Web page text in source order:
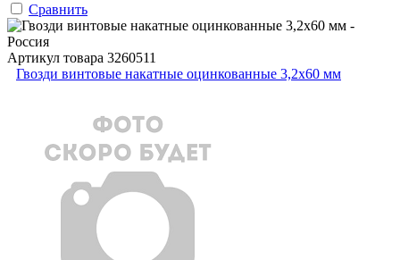
Сравнить
Артикул товара 3260511
Гвозди винтовые накатные оцинкованные 3,2x60 мм